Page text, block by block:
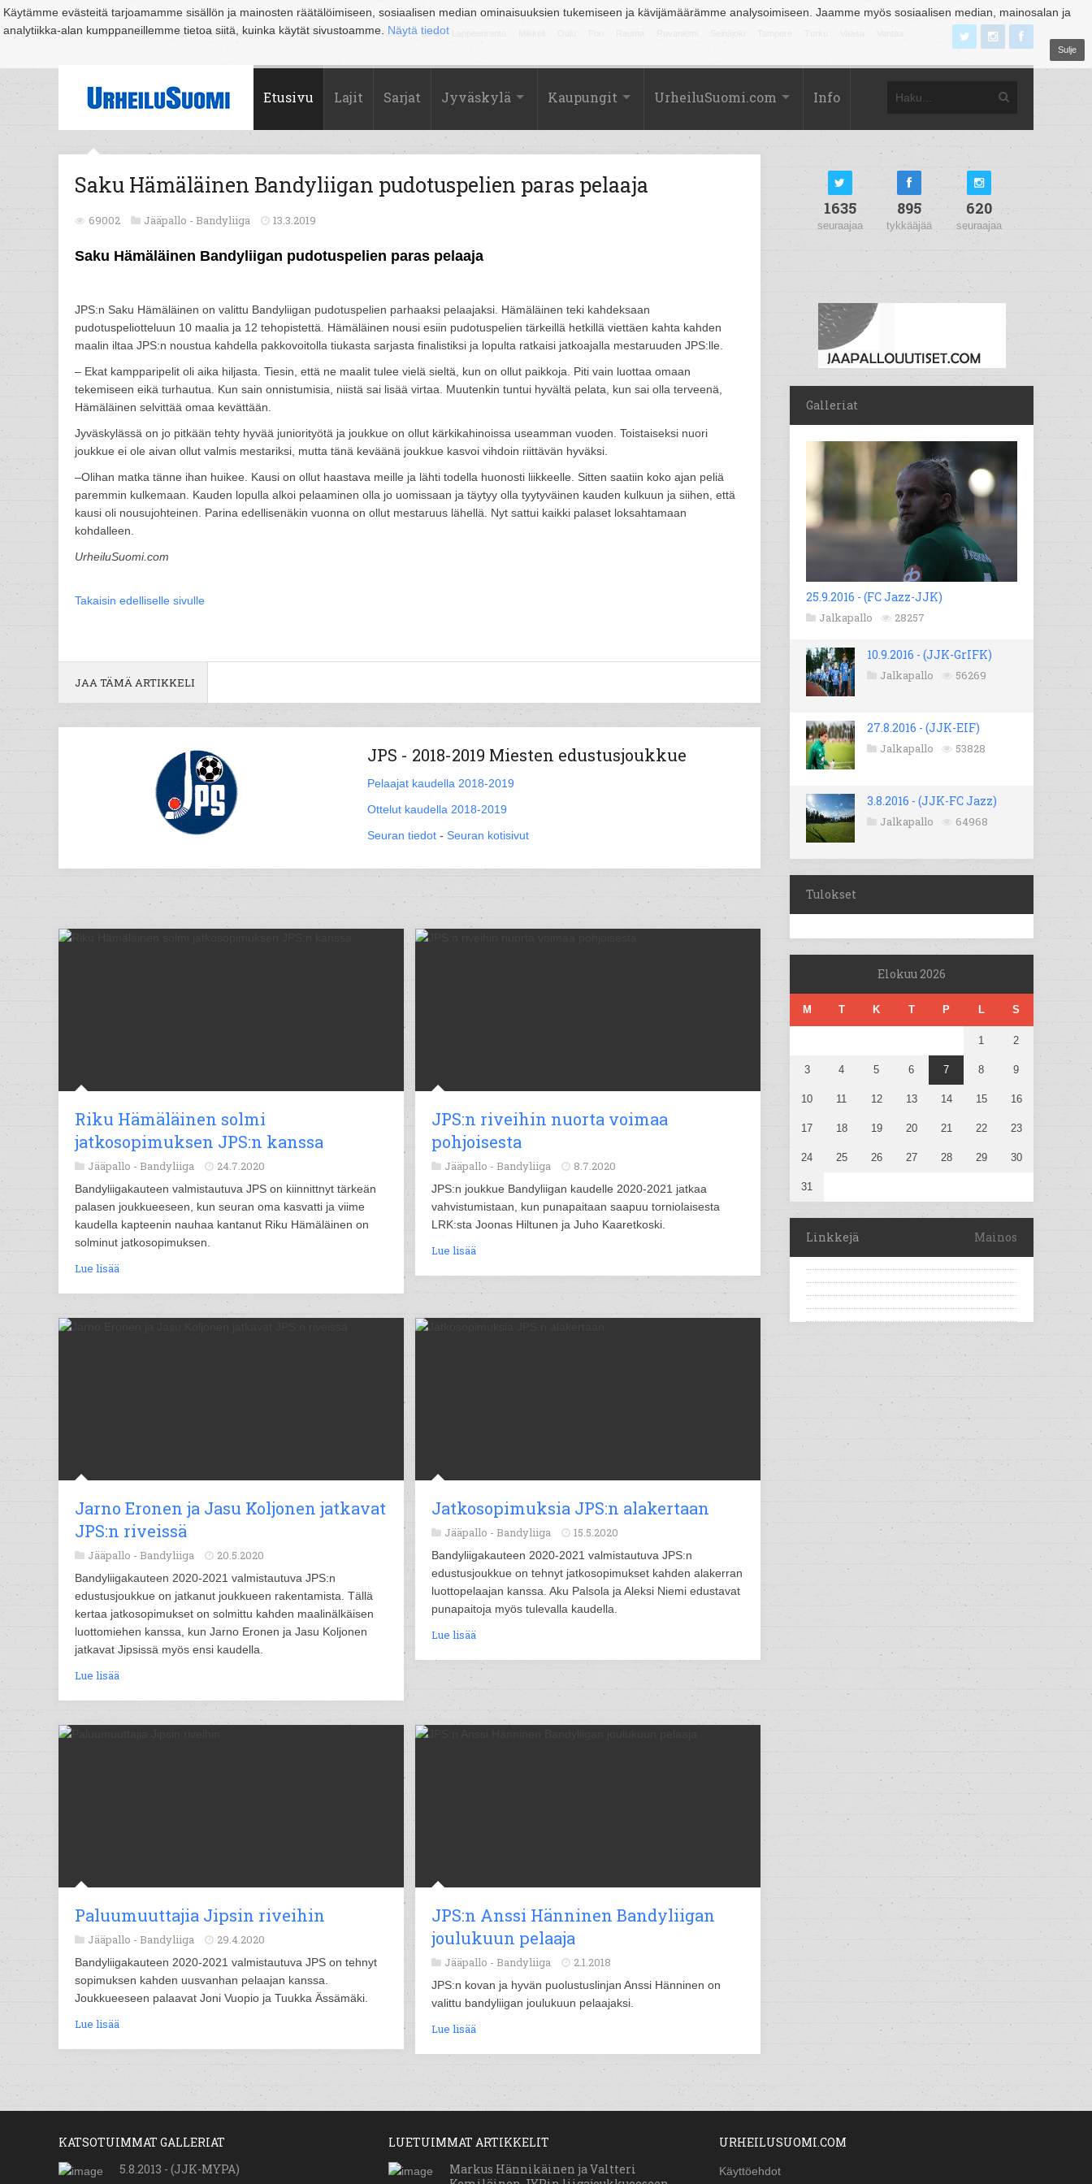
Käytämme evästeitä tarjoamamme sisällön ja mainosten räätälöimiseen, sosiaalisen median ominaisuuksien tukemiseen ja kävijämäärämme analysoimiseen. Jaamme myös sosiaalisen median, mainosalan ja
analytiikka-alan kumppaneillemme tietoa siitä, kuinka käytät sivustoamme. Näytä tiedot
Sulje
Suomi Espoo Helsinki Hämeenlinna Joensuu Jyväskylä Kouvola Kuopio Lahti
Etusivu Lajit Sarjat Jyväskylä Kaupungit UrheiluSuomi.com Info
Saku Hämäläinen Bandyliigan pudotuspelien paras pelaaja
69002 Jääpallo - Bandyliiga 13.3.2019
Saku Hämäläinen Bandyliigan pudotuspelien paras pelaaja
JPS:n Saku Hämäläinen on valittu Bandyliigan pudotuspelien parhaaksi pelaajaksi. Hämäläinen teki kahdeksaan
pudotuspeliotteluun 10 maalia ja 12 tehopistettä. Hämäläinen nousi esiin pudotuspelien tärkeillä hetkillä viettäen kahta kahden
maalin iltaa JPS:n noustua kahdella pakkovoitolla tiukasta sarjasta finalistiksi ja lopulta ratkaisi jatkoajalla mestaruuden JPS:lle.
– Ekat kampparipelit oli aika hiljasta. Tiesin, että ne maalit tulee vielä sieltä, kun on ollut paikkoja. Piti vain luottaa omaan
tekemiseen eikä turhautua. Kun sain onnistumisia, niistä sai lisää virtaa. Muutenkin tuntui hyvältä pelata, kun sai olla terveenä,
Hämäläinen selvittää omaa kevättään.
Jyväskylässä on jo pitkään tehty hyvää juniorityötä ja joukkue on ollut kärkikahinoissa useamman vuoden. Toistaiseksi nuori
joukkue ei ole aivan ollut valmis mestariksi, mutta tänä keväänä joukkue kasvoi vihdoin riittävän hyväksi.
–Olihan matka tänne ihan huikee. Kausi on ollut haastava meille ja lähti todella huonosti liikkeelle. Sitten saatiin koko ajan peliä
paremmin kulkemaan. Kauden lopulla alkoi pelaaminen olla jo uomissaan ja täytyy olla tyytyväinen kauden kulkuun ja siihen, että
kausi oli nousujohteinen. Parina edellisenäkin vuonna on ollut mestaruus lähellä. Nyt sattui kaikki palaset loksahtamaan
kohdalleen.
UrheiluSuomi.com
Takaisin edelliselle sivulle
JAA TÄMÄ ARTIKKELI
JPS - 2018-2019 Miesten edustusjoukkue
Pelaajat kaudella 2018-2019
Ottelut kaudella 2018-2019
Seuran tiedot - Seuran kotisivut
Riku Hämäläinen solmi
jatkosopimuksen JPS:n kanssa
Jääpallo - Bandyliiga 24.7.2020
Bandyliigakauteen valmistautuva JPS on kiinnittnyt tärkeän
palasen joukkueeseen, kun seuran oma kasvatti ja viime
kaudella kapteenin nauhaa kantanut Riku Hämäläinen on
solminut jatkosopimuksen.
Lue lisää
JPS:n riveihin nuorta voimaa
pohjoisesta
Jääpallo - Bandyliiga 8.7.2020
JPS:n joukkue Bandyliigan kaudelle 2020-2021 jatkaa
vahvistumistaan, kun punapaitaan saapuu torniolaisesta
LRK:sta Joonas Hiltunen ja Juho Kaaretkoski.
Lue lisää
Jarno Eronen ja Jasu Koljonen jatkavat
JPS:n riveissä
Jääpallo - Bandyliiga 20.5.2020
Bandyliigakauteen 2020-2021 valmistautuva JPS:n
edustusjoukkue on jatkanut joukkueen rakentamista. Tällä
kertaa jatkosopimukset on solmittu kahden maalinälkäisen
luottomiehen kanssa, kun Jarno Eronen ja Jasu Koljonen
jatkavat Jipsissä myös ensi kaudella.
Lue lisää
Jatkosopimuksia JPS:n alakertaan
Jääpallo - Bandyliiga 15.5.2020
Bandyliigakauteen 2020-2021 valmistautuva JPS:n
edustusjoukkue on tehnyt jatkosopimukset kahden alakerran
luottopelaajan kanssa. Aku Palsola ja Aleksi Niemi edustavat
punapaitoja myös tulevalla kaudella.
Lue lisää
Paluumuuttajia Jipsin riveihin
Jääpallo - Bandyliiga 29.4.2020
Bandyliigakauteen 2020-2021 valmistautuva JPS on tehnyt
sopimuksen kahden uusvanhan pelaajan kanssa.
Joukkueeseen palaavat Joni Vuopio ja Tuukka Ässämäki.
Lue lisää
JPS:n Anssi Hänninen Bandyliigan
joulukuun pelaaja
Jääpallo - Bandyliiga 2.1.2018
JPS:n kovan ja hyvän puolustuslinjan Anssi Hänninen on
valittu bandyliigan joulukuun pelaajaksi.
Lue lisää
1635
seuraajaa
895
tykkääjää
620
seuraajaa
Galleriat
25.9.2016 - (FC Jazz-JJK)
Jalkapallo 28257
10.9.2016 - (JJK-GrIFK)
Jalkapallo 56269
27.8.2016 - (JJK-EIF)
Jalkapallo 53828
3.8.2016 - (JJK-FC Jazz)
Jalkapallo 64968
Tulokset
Elokuu 2026
M T K T P L S
1 2
3 4 5 6 7 8 9
10 11 12 13 14 15 16
17 18 19 20 21 22 23
24 25 26 27 28 29 30
31
Linkkejä Mainos
KATSOTUIMMAT GALLERIAT
5.8.2013 - (JJK-MYPA)
LUETUIMMAT ARTIKKELIT
Markus Hännikäinen ja Valtteri
URHEILUSUOMI.COM
Käyttöehdot